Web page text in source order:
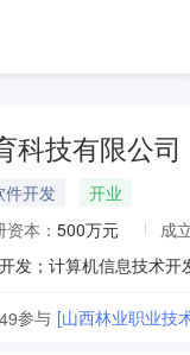
科技有限公司
件开发
开业
本： 500万元
成
参与